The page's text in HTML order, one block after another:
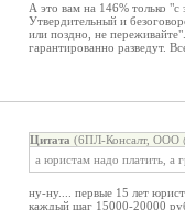
А это вам на 146% только
Утвердительный и
или поздно, не
гарантированно разведут.
Цитата (6ПЛ-Консалт, ООО
а юристам надо платить, а
ну-ну.... первые 15 лет
каждый шаг 15000-20000